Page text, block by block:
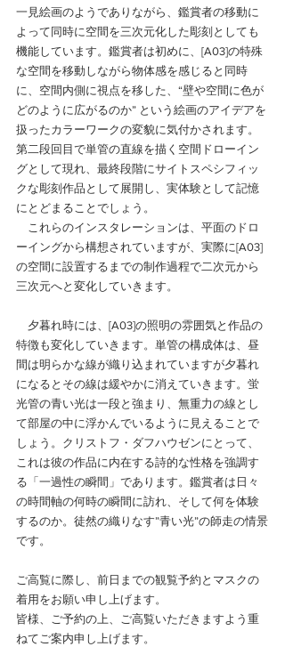
一見絵画のようでありながら、鑑賞者の移動に
よって同時に空間を三次元化した彫刻としても
機能しています。鑑賞者は初めに、[A03]の特殊
な空間を移動しながら物体感を感じると同時
に、空間内側に視点を移した、“壁や空間に色が
どのように広がるのか” という絵画のアイデアを
扱ったカラーワークの変貌に気付かされます。
第二段回目で単管の直線を描く空間ドローイン
グとして現れ、最終段階にサイトスペシフィッ
クな彫刻作品として展開し、実体験として記憶
にとどまることでしょう。
これらのインスタレーションは、平面のドロ
ーイングから構想されていますが、実際に[A03]
の空間に設置するまでの制作過程で二次元から
三次元へと変化していきます。
夕暮れ時には、[A03]の照明の雰囲気と作品の
特徴も変化していきます。単管の構成体は、昼
間は明らかな線が織り込まれていますが夕暮れ
になるとその線は緩やかに消えていきます。蛍
光管の青い光は一段と強まり、無重力の線とし
て部屋の中に浮かんでいるように見えることで
しょう。クリストフ・ダフハウゼンにとって、
これは彼の作品に内在する詩的な性格を強調す
る「一過性の瞬間」であります。鑑賞者は日々
の時間軸の何時の瞬間に訪れ、そして何を体験
するのか。徒然の織りなす”青い光”の師走の情景
です。
ご高覧に際し、前日までの観覧予約とマスクの
着用をお願い申し上げます。
皆様、ご予約の上、ご高覧いただきますよう重
ねてご案内申し上げます。